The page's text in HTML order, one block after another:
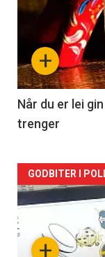
akkurat
nå
-
2
+
Når du er lei
trenger
Forsiden
akkurat
nå+
GODBITER I